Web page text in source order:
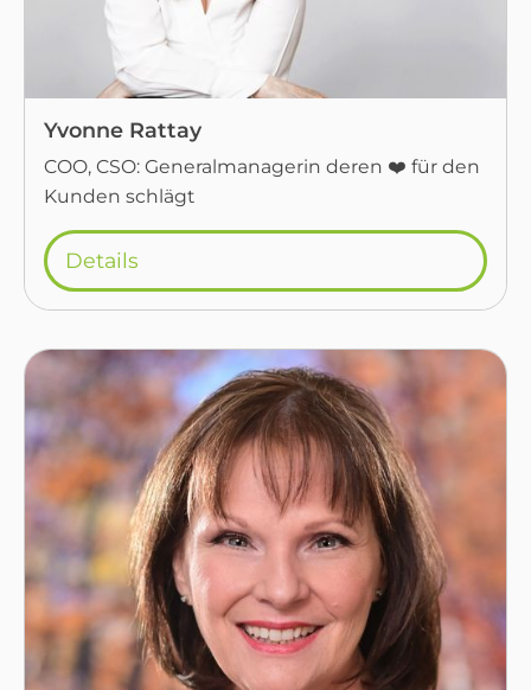
Yvonne Rattay
COO, CSO: Generalmanagerin deren ❤️ für den
Kunden schlägt
Details